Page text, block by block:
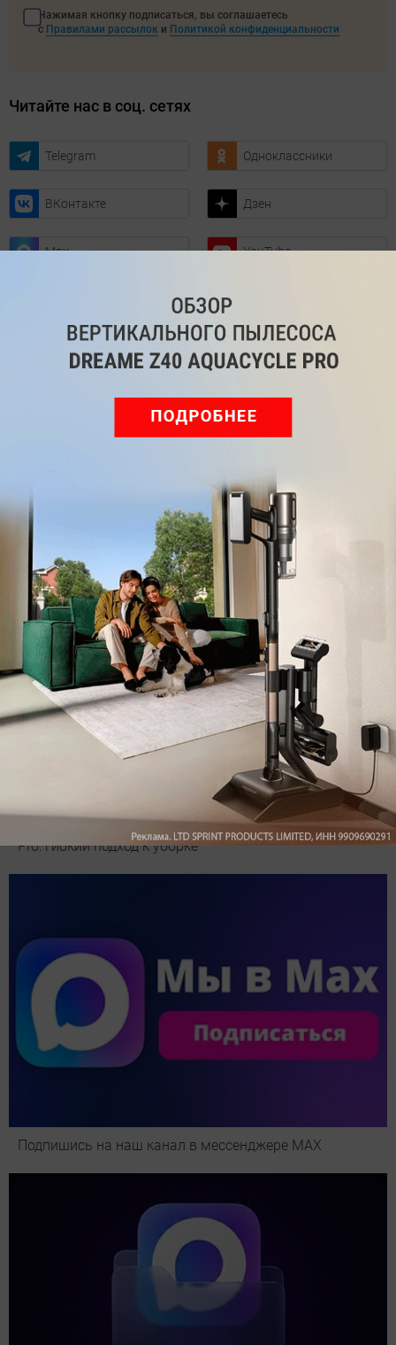
Нажимая кнопку подписаться, вы соглашаетесь
с Правилами рассылок и Политикой конфиденциальности
Читайте нас в соц. сетях
Telegram Одноклассники
ВКонтакте Дзен
Max YouTube
Комментарии
Мы знаем, вам есть что сказать!
Зарегистрируйтесь, чтобы
Рекомендуем
Обзор вертикального пылесоса Dreame Z40 AquaCycle
Pro: гибкий подход к уборке
Подпишись на наш канал в мессенджере МАХ